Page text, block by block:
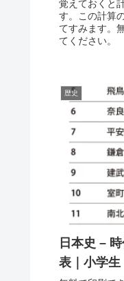
覚えておくと
す。この計算
てすみます。
てください。
歴史
日本史 –
表｜小学生